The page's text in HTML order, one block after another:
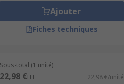
Ajouter
Fiches techniques
Sous-total (1 unité)
22,98 €HT 22,98 €/unité